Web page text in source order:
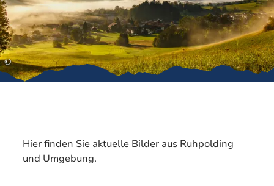
©
Hier finden Sie aktuelle Bilder aus Ruhpolding
und Umgebung.